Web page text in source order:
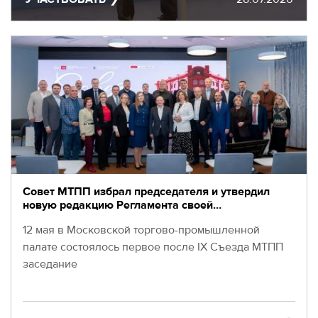
МЕРОПРИЯТИЯ
О КАЛИБРЕ
ИНФОРМАЦИЯ ДЛЯ
РЕЗИДЕНТОВ
Москва, СВАО, ул. Годовикова, 9
Станция метро Алексеевская
+7 (495) 280-17-17
+7 (495) 280-45-55
Режим работы 9:00 - 18:00 Пн-Чт.
9:00 - 17:00 Пт.
МЕРОПРИЯТИЯ
ИНФОРМАЦИЯ
ДЛЯ
РЕЗИДЕНТОВ
ЛИЧНЫЙ
КАБИНЕТ
+7
(495)
280-
17-
17
(495)
Совет МТПП избрал председателя и утвердил
новую редакцию Регламента своей…
12 мая в Московской торгово-промышленной
палате состоялось первое после IX Съезда МТПП
заседание